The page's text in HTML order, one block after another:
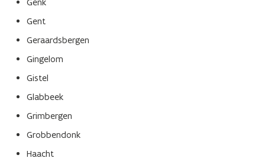
Gent
Geraardsbergen
Gingelom
Gistel
Glabbeek
Grimbergen
Grobbendonk
Haacht